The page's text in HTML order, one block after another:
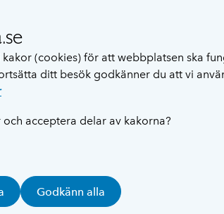
kakor (cookies) för att webbplatsen ska
ditt besök godkänner du att vi
acceptera delar av kakorna?
Godkänn alla